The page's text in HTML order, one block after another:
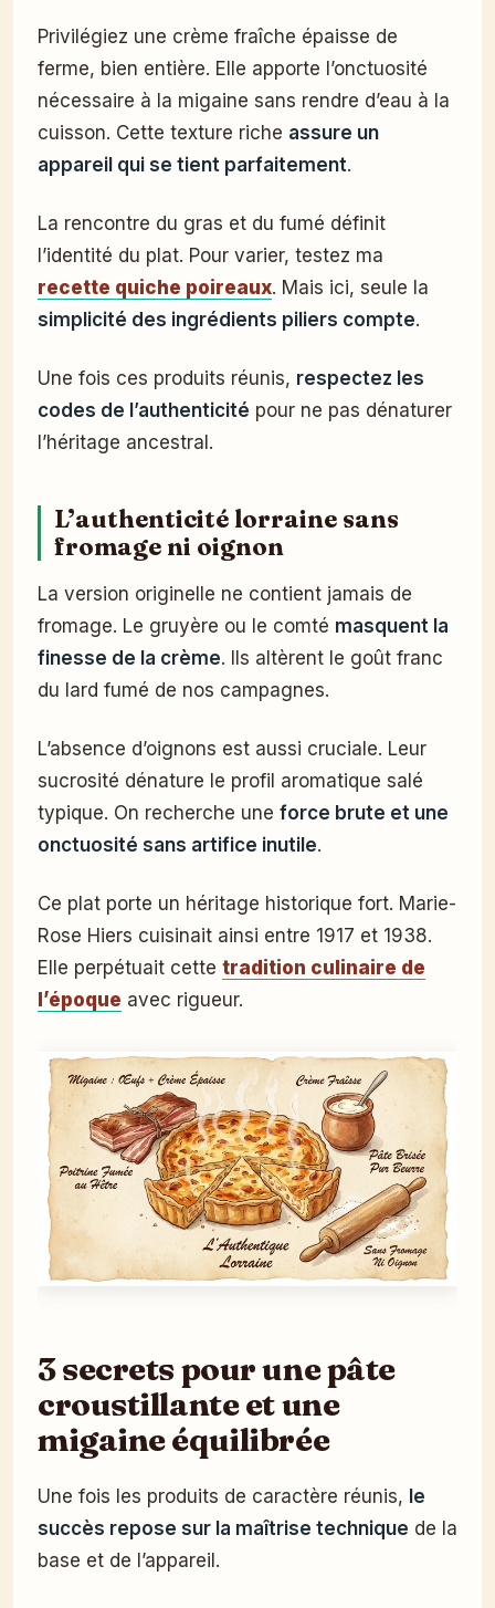
Privilégiez une crème fraîche épaisse de
ferme, bien entière. Elle apporte l’onctuosité
nécessaire à la migaine sans rendre d’eau à la
cuisson. Cette texture riche assure un
appareil qui se tient parfaitement.
La rencontre du gras et du fumé définit
l’identité du plat. Pour varier, testez ma
recette quiche poireaux. Mais ici, seule la
simplicité des ingrédients piliers compte.
Une fois ces produits réunis, respectez les
codes de l’authenticité pour ne pas dénaturer
l’héritage ancestral.
L’authenticité lorraine sans
fromage ni oignon
La version originelle ne contient jamais de
fromage. Le gruyère ou le comté masquent la
finesse de la crème. Ils altèrent le goût franc
du lard fumé de nos campagnes.
L’absence d’oignons est aussi cruciale. Leur
sucrosité dénature le profil aromatique salé
typique. On recherche une force brute et une
onctuosité sans artifice inutile.
Ce plat porte un héritage historique fort. Marie-
Rose Hiers cuisinait ainsi entre 1917 et 1938.
Elle perpétuait cette tradition culinaire de
l’époque avec rigueur.
3 secrets pour une pâte
croustillante et une
migaine équilibrée
Une fois les produits de caractère réunis, le
succès repose sur la maîtrise technique de la
base et de l’appareil.